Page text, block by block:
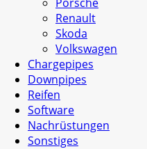
Renault
Skoda
Volkswagen
Chargepipes
Downpipes
Reifen
Software
Nachrüstungen
Sonstiges